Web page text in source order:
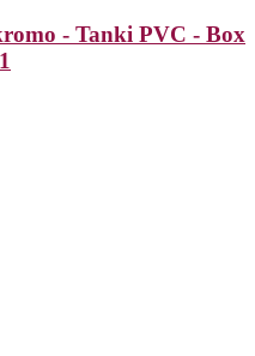
- Tanki PVC - Box